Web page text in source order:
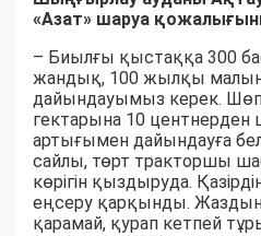
«Азат» шаруа
– Биылғы қыстаққа 300
жандық, 100 жылқы
дайындауымыз керек.
гектарына 10 центнерден
артығымен дайындауға
сайлы, төрт тракторшы
көрігін қыздыруда.
еңсеру қарқынды.
қарамай, қурап кетпей